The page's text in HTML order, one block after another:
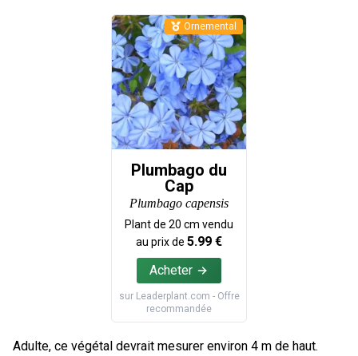
Plumbago du
Cap
Plumbago capensis
Plant de 20 cm vendu
au prix de 5.99 €
Acheter
sur Leaderplant.com - Offre
recommandée
Ornemental
Adulte, ce végétal devrait mesurer environ 4 m de haut.